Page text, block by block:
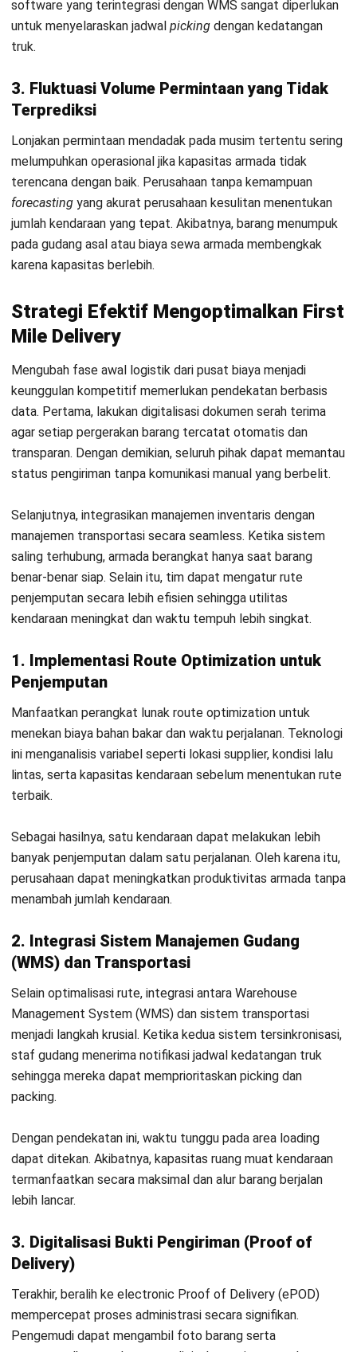
keunggulan kompetitif memerlukan pendekatan berbasis
data. Pertama, lakukan digitalisasi dokumen serah terima
agar setiap pergerakan barang tercatat otomatis dan
status pengiriman tanpa komunikasi manual yang berbelit.
Selanjutnya, integrasikan manajemen inventaris dengan
manajemen transportasi secara seamless. Ketika sistem
saling terhubung, armada berangkat hanya saat barang
benar-benar siap. Selain itu, tim dapat mengatur rute
penjemputan secara lebih efisien sehingga utilitas
kendaraan meningkat dan waktu tempuh lebih singkat.
Penjemputan
Manfaatkan perangkat lunak route optimization untuk
ini menganalisis variabel seperti lokasi supplier, kondisi lalu
lintas, serta kapasitas kendaraan sebelum menentukan rute
terbaik.
Sebagai hasilnya, satu kendaraan dapat melakukan lebih
banyak penjemputan dalam satu perjalanan. Oleh karena itu,
menambah jumlah kendaraan.
2. Integrasi Sistem Manajemen Gudang
(WMS) dan Transportasi
Selain optimalisasi rute, integrasi antara Warehouse
menjadi langkah krusial. Ketika kedua sistem tersinkronisasi,
staf gudang menerima notifikasi jadwal kedatangan truk
packing.
Dengan pendekatan ini, waktu tunggu pada area loading
dapat ditekan. Akibatnya, kapasitas ruang muat kendaraan
termanfaatkan secara maksimal dan alur barang berjalan
3. Digitalisasi Bukti Pengiriman (Proof of
Delivery)
mempercepat proses administrasi secara signifikan.
Pengemudi dapat mengambil foto barang serta
terunggah ke sistem pusat.
Menurut laporan dariMcKinsey & Company, diggitalisasi
rantai pasok berpotensi meningkatkan efisiensi operasional
hingga 20%. Dengan demikian, perusahaan tidak hanya
mempercepat proses verifikasi, tetapi juga memperkuat
Kesimpulan
First mile delivery bukan sekadar tahap awal pengiriman,
rantai pasok. Tantangan seperti minimnya visibilitas armada,
inefisiensi pengemasan, dan fluktuasi permintaan sejatinya
dapat diatasi dengan pendekatan berbasis teknologi, mulai
dari route optimization, integrasi WMS dengan sistem
transportasi, hingga digitalisasi bukti pengiriman. Kombinasi
strategi ini terbukti mampu mengubah first mile dari beban